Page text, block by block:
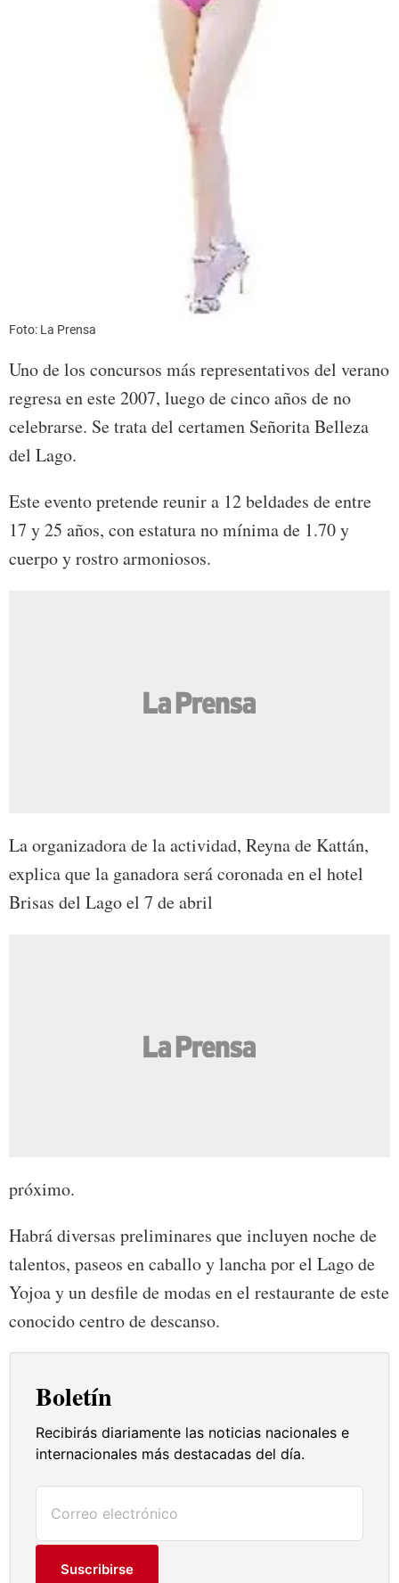
Foto: La Prensa
Uno de los concursos más representativos del verano
regresa en este 2007, luego de cinco años de no
celebrarse. Se trata del certamen Señorita Belleza
del Lago.
Este evento pretende reunir a 12 beldades de entre
17 y 25 años, con estatura no mínima de 1.70 y
cuerpo y rostro armoniosos.
La organizadora de la actividad, Reyna de Kattán,
explica que la ganadora será coronada en el hotel
Brisas del Lago el 7 de abril
próximo.
Habrá diversas preliminares que incluyen noche de
talentos, paseos en caballo y lancha por el Lago de
Yojoa y un desfile de modas en el restaurante de este
conocido centro de descanso.
Boletín
Recibirás diariamente las noticias nacionales e
internacionales más destacadas del día.
Suscribirse